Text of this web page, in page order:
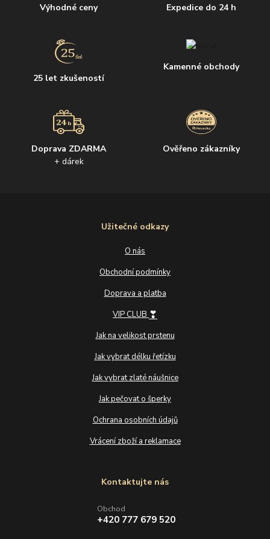
Výhodné ceny Expedice do 24 h
25 let zkušeností
Kamenné obchody
Doprava ZDARMA
+ dárek
Ověřeno zákazníky
Užitečné odkazy
O nás
Obchodní podmínky
Doprava a platba
VIP CLUB ❣
Jak na velikost prstenu
Jak vybrat délku řetízku
Jak vybrat zlaté náušnice
Jak pečovat o šperky
Ochrana osobních údajů
Vrácení zboží a reklamace
Kontaktujte nás
Obchod
+420 777 679 520